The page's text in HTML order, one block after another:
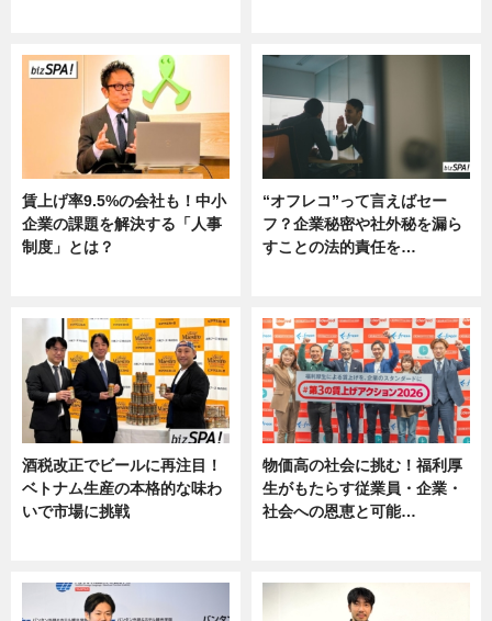
賃上げ率9.5%の会社も！中小
企業の課題を解決する「人事
制度」とは？
“オフレコ”って言えばセー
フ？企業秘密や社外秘を漏ら
すことの法的責任を…
酒税改正でビールに再注目！
ベトナム生産の本格的な味わ
いで市場に挑戦
物価高の社会に挑む！福利厚
生がもたらす従業員・企業・
社会への恩恵と可能…